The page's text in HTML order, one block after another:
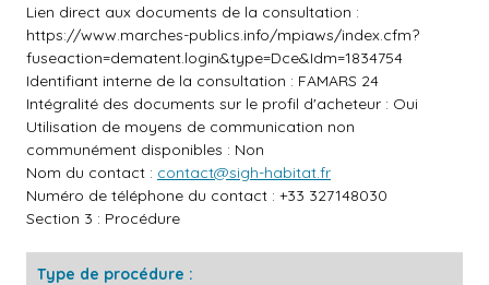
Lien direct aux documents de la consultation :
https://www.marches-publics.info/mpiaws/index.cfm?
fuseaction=dematent.login&type=Dce&Idm=1834754
Identifiant interne de la consultation : FAMARS 24
Intégralité des documents sur le profil d'acheteur : Oui
Utilisation de moyens de communication non
communément disponibles : Non
Nom du contact : contact@sigh-habitat.fr
Numéro de téléphone du contact : +33 327148030
Section 3 : Procédure
Type de procédure :